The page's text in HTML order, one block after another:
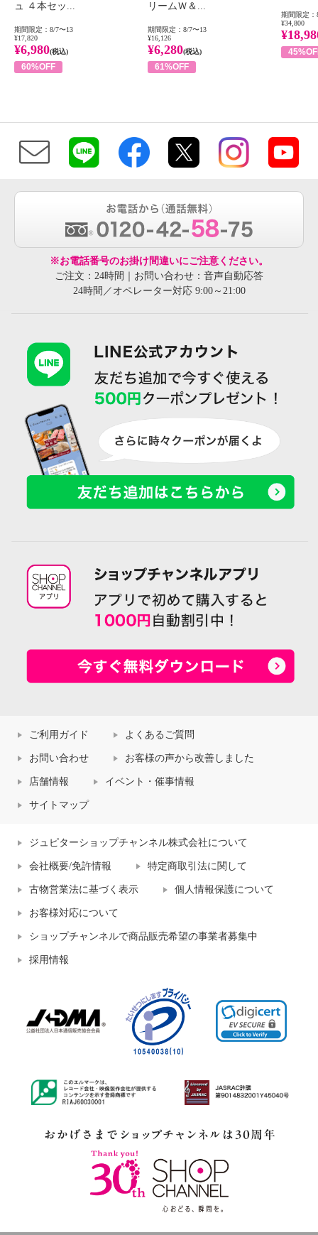
ュ ４本セッ...
期間限定：8/7〜13
¥17,820
¥6,980(税込)
60%OFF
リームＷ＆...
期間限定：8/7〜13
¥16,126
¥6,280(税込)
61%OFF
期間限定：
¥34,800
※お電話番号のお掛け間違いにご注意ください。
ご注文：24時間｜お問い合わせ：音声自動応答
24時間／オペレーター対応 9:00～21:00
ご利用ガイド よくあるご質問
お問い合わせ お客様の声から改善しました
店舗情報 イベント・催事情報
サイトマップ
ジュピターショップチャンネル株式会社について
会社概要/免許情報 特定商取引法に関して
古物営業法に基づく表示 個人情報保護について
お客様対応について
ショップチャンネルで商品販売希望の事業者募集中
採用情報